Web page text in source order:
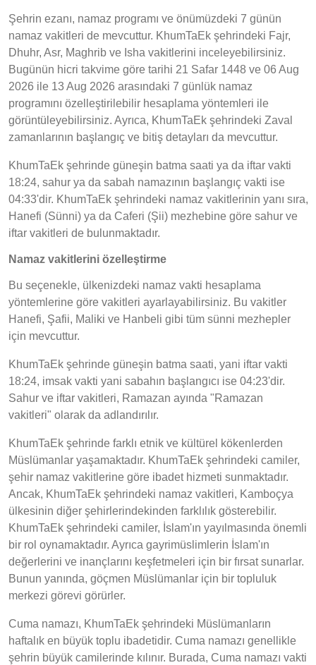
Şehrin ezanı, namaz programı ve önümüzdeki 7 günün
namaz vakitleri de mevcuttur. KhumTaEk şehrindeki Fajr,
Dhuhr, Asr, Maghrib ve Isha vakitlerini inceleyebilirsiniz.
Bugünün hicri takvime göre tarihi 21 Safar 1448 ve 06 Aug
2026 ile 13 Aug 2026 arasındaki 7 günlük namaz
programını özelleştirilebilir hesaplama yöntemleri ile
görüntüleyebilirsiniz. Ayrıca, KhumTaEk şehrindeki Zaval
zamanlarının başlangıç ve bitiş detayları da mevcuttur.
KhumTaEk şehrinde güneşin batma saati ya da iftar vakti
18:24, sahur ya da sabah namazının başlangıç vakti ise
04:33'dir. KhumTaEk şehrindeki namaz vakitlerinin yanı sıra,
Hanefi (Sünni) ya da Caferi (Şii) mezhebine göre sahur ve
iftar vakitleri de bulunmaktadır.
Namaz vakitlerini özelleştirme
Bu seçenekle, ülkenizdeki namaz vakti hesaplama
yöntemlerine göre vakitleri ayarlayabilirsiniz. Bu vakitler
Hanefi, Şafii, Maliki ve Hanbeli gibi tüm sünni mezhepler
için mevcuttur.
KhumTaEk şehrinde güneşin batma saati, yani iftar vakti
18:24, imsak vakti yani sabahın başlangıcı ise 04:23'dir.
Sahur ve iftar vakitleri, Ramazan ayında "Ramazan
vakitleri" olarak da adlandırılır.
KhumTaEk şehrinde farklı etnik ve kültürel kökenlerden
Müslümanlar yaşamaktadır. KhumTaEk şehrindeki camiler,
şehir namaz vakitlerine göre ibadet hizmeti sunmaktadır.
Ancak, KhumTaEk şehrindeki namaz vakitleri, Kamboçya
ülkesinin diğer şehirlerindekinden farklılık gösterebilir.
KhumTaEk şehrindeki camiler, İslam'ın yayılmasında önemli
bir rol oynamaktadır. Ayrıca gayrimüslimlerin İslam'ın
değerlerini ve inançlarını keşfetmeleri için bir fırsat sunarlar.
Bunun yanında, göçmen Müslümanlar için bir topluluk
merkezi görevi görürler.
Cuma namazı, KhumTaEk şehrindeki Müslümanların
haftalık en büyük toplu ibadetidir. Cuma namazı genellikle
şehrin büyük camilerinde kılınır. Burada, Cuma namazı vakti